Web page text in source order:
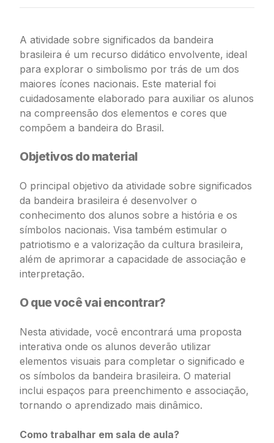
A atividade sobre significados da bandeira
brasileira é um recurso didático envolvente, ideal
para explorar o simbolismo por trás de um dos
maiores ícones nacionais. Este material foi
cuidadosamente elaborado para auxiliar os alunos
na compreensão dos elementos e cores que
compõem a bandeira do Brasil.
Objetivos do material
O principal objetivo da atividade sobre significados
da bandeira brasileira é desenvolver o
conhecimento dos alunos sobre a história e os
símbolos nacionais. Visa também estimular o
patriotismo e a valorização da cultura brasileira,
além de aprimorar a capacidade de associação e
interpretação.
O que você vai encontrar?
Nesta atividade, você encontrará uma proposta
interativa onde os alunos deverão utilizar
elementos visuais para completar o significado e
os símbolos da bandeira brasileira. O material
inclui espaços para preenchimento e associação,
tornando o aprendizado mais dinâmico.
Como trabalhar em sala de aula?